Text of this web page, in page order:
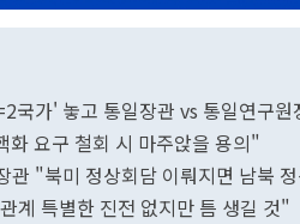
국가' 놓고 통일장관 vs 통일연구원
요구 철회 시 마주앉을 용의"
관 "북미 정상회담 이뤄지면 남북
계 특별한 진전 없지만 틈 생길 것"